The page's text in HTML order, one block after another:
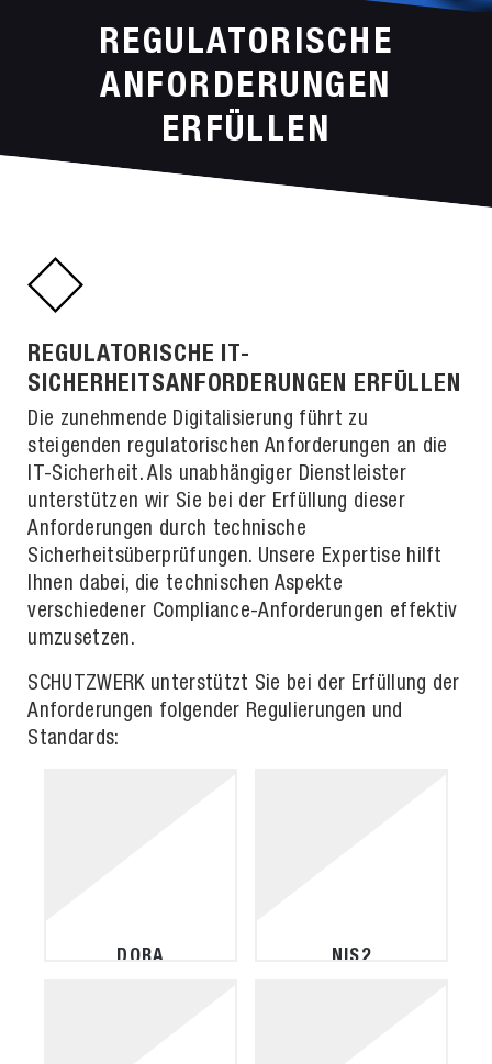
REGULATORISCHE
ANFORDERUNGEN
ERFÜLLEN
REGULATORISCHE IT-
SICHERHEITSANFORDERUNGEN ERFÜLLEN
Die zunehmende Digitalisierung führt zu
steigenden regulatorischen Anforderungen an die
IT-Sicherheit. Als unabhängiger Dienstleister
unterstützen wir Sie bei der Erfüllung dieser
Anforderungen durch technische
Sicherheitsüberprüfungen. Unsere Expertise hilft
Ihnen dabei, die technischen Aspekte
verschiedener Compliance-Anforderungen effektiv
umzusetzen.
SCHUTZWERK unterstützt Sie bei der Erfüllung der
Anforderungen folgender Regulierungen und
Standards:
DORA NIS2